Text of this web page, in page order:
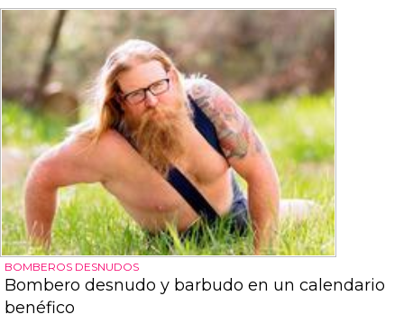
BOMBEROS DESNUDOS
Bombero desnudo y barbudo en un calendario
benéfico